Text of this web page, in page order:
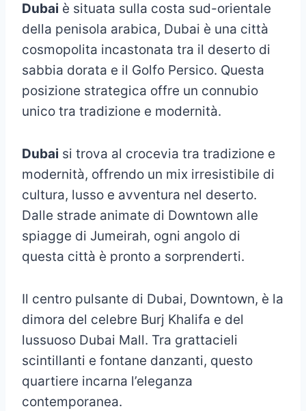
Dubai è situata sulla costa sud-orientale
della penisola arabica, Dubai è una città
cosmopolita incastonata tra il deserto di
sabbia dorata e il Golfo Persico. Questa
posizione strategica offre un connubio
unico tra tradizione e modernità.
Dubai si trova al crocevia tra tradizione e
modernità, offrendo un mix irresistibile di
cultura, lusso e avventura nel deserto.
Dalle strade animate di Downtown alle
spiagge di Jumeirah, ogni angolo di
questa città è pronto a sorprenderti.
Il centro pulsante di Dubai, Downtown, è la
dimora del celebre Burj Khalifa e del
lussuoso Dubai Mall. Tra grattacieli
scintillanti e fontane danzanti, questo
quartiere incarna l’eleganza
contemporanea.